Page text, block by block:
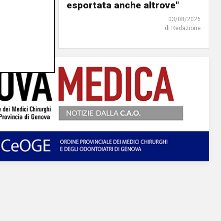
esportata anche altrove"
03/08/2026
di Redazione